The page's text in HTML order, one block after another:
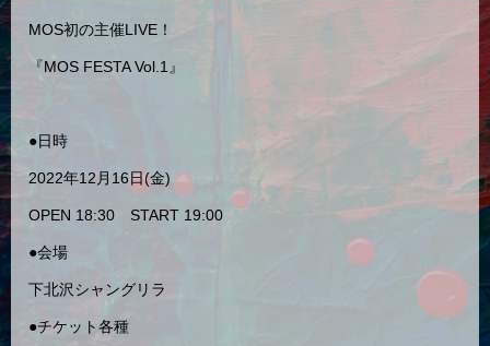
MOS初の主催LIVE！
『MOS FESTA Vol.1』
●日時
2022年12月16日(金)
OPEN 18:30 START 19:00
●会場
下北沢シャングリラ
●チケット各種